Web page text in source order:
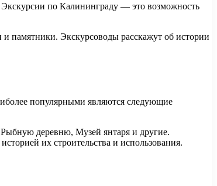
по Калининграду — это возможность
памятники. Экскурсоводы расскажут об истории
популярными являются следующие
деревню, Музей янтаря и другие.
их строительства и использования.